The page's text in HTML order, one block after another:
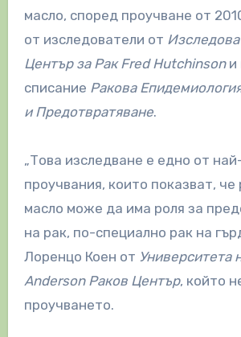
масло, според проучване от
от изследователи от
Център за Рак Fred Hutchinsonи
списание Ракова
и Предотвратяване.
„Това изследване е едно от
проучвания, които показват, че
масло може да има роля за
на рак, по-специално рак на
Лоренцо Коен от Университета
Anderson Раков Център, който
проучването.